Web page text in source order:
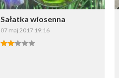
Sałatka wiosenna
07 maj 2017 19:16